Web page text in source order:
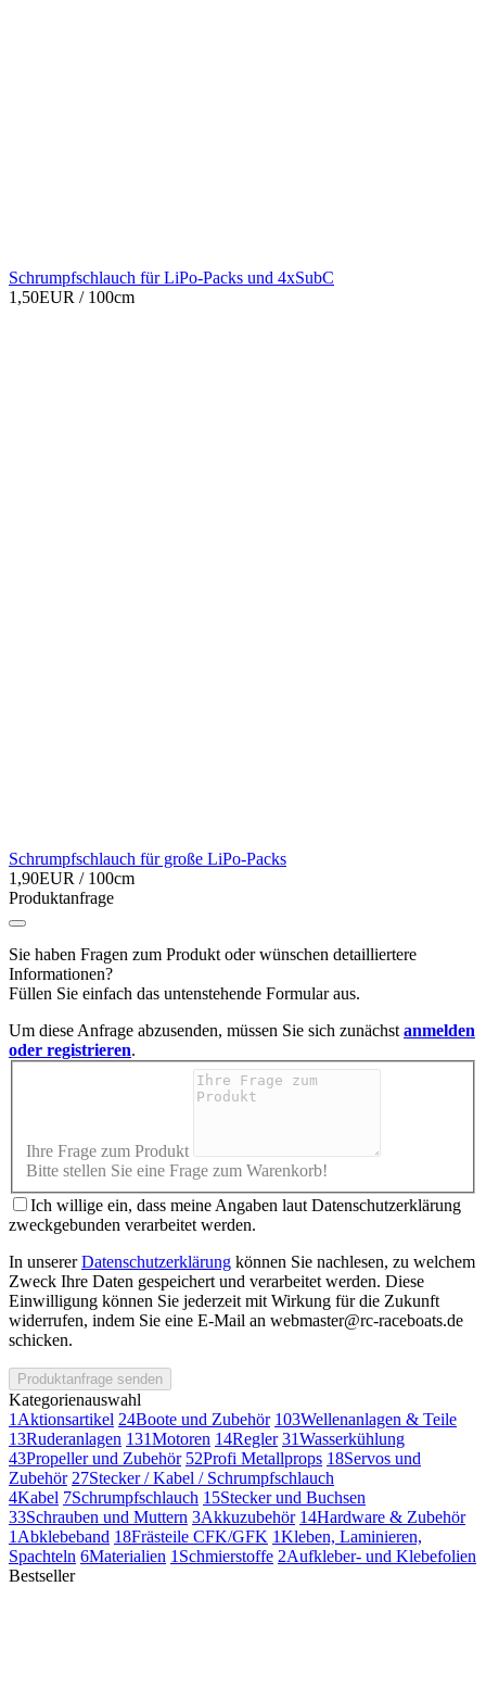
Schrumpfschlauch für LiPo-Packs und 4xSubC
1,50EUR / 100cm
Schrumpfschlauch für große LiPo-Packs
1,90EUR / 100cm
Produktanfrage
Sie haben Fragen zum Produkt oder wünschen detailliertere
Informationen?
Füllen Sie einfach das untenstehende Formular aus.
Um diese Anfrage abzusenden, müssen Sie sich zunächst anmelden
oder registrieren.
Ihre Frage zum Produkt
Bitte stellen Sie eine Frage zum Warenkorb!
Ich willige ein, dass meine Angaben laut Datenschutzerklärung
zweckgebunden verarbeitet werden.
In unsererDatenschutzerklärung können Sie nachlesen, zu welchem
Zweck Ihre Daten gespeichert und verarbeitet werden. Diese
Einwilligung können Sie jederzeit mit Wirkung für die Zukunft
widerrufen, indem Sie eine E-Mail an webmaster@rc-raceboats.de
schicken.
Produktanfrage senden
Kategorienauswahl
1 Aktionsartikel 24Boote und Zubehör 103Wellenanlagen & Teile
13Ruderanlagen 131Motoren 14Regler 31Wasserkühlung
43Propeller und Zubehör 52Profi Metallprops 18Servos und
Zubehör 27Stecker / Kabel / Schrumpfschlauch
4Kabel 7Schrumpfschlauch 15Stecker und Buchsen
33Schrauben und Muttern 3Akkuzubehör 14Hardware & Zubehör
1 Abklebeband 18Frästeile CFK/GFK 1Kleben, Laminieren,
Spachteln 6Materialien 1 Schmierstoffe 2Aufkleber- und Klebefolien
Bestseller